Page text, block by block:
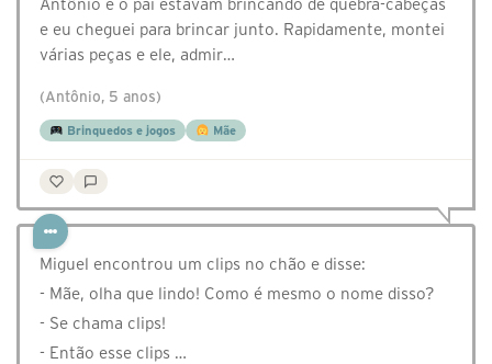
Antônio e o pai estavam brincando de quebra-cabeças
e eu cheguei para brincar junto. Rapidamente, montei
várias peças e ele, admir…
(Antônio, 5 anos)
Brinquedos e jogos Mãe
Miguel encontrou um clips no chão e disse:
- Mãe, olha que lindo! Como é mesmo o nome disso?
- Se chama clips!
- Então esse clips …